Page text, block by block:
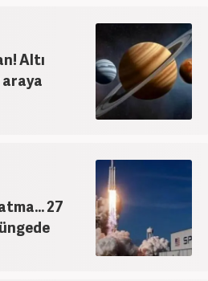
Altı
araya
27